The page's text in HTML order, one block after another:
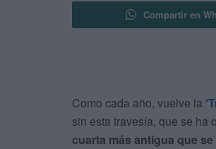
Compartir en
Como cada año, vuelve la
sin esta travesía, que se ha
cuarta más antigua que